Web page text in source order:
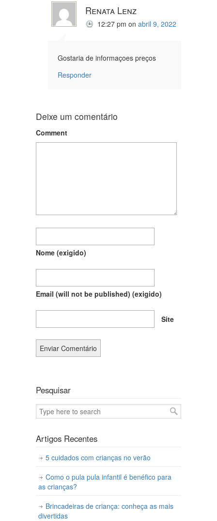
Renata Lenz
12:27 pm on abril 9, 2022
Gostaria de informaçoes preços
Responder
Deixe um comentário
Comment
Nome (exigido)
Email (will not be published) (exigido)
Site
Pesquisar
Artigos Recentes
5 cuidados com crianças no verão
Como o pula pula infantil é benéfico para
as crianças?
Brincadeiras de criança: conheça as mais
divertidas